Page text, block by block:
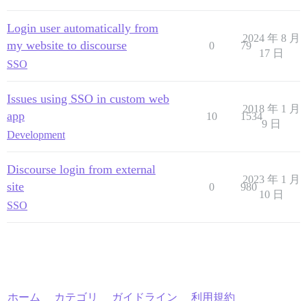
Login user automatically from
my website to discourse
SSO
0 79
2024 年 8 月
17 日
Issues using SSO in custom web
app
Development
10 1534
2018 年 1 月
9 日
Discourse login from external
site
SSO
0 980
2023 年 1 月
10 日
ホーム カテゴリ ガイドライン 利用規約